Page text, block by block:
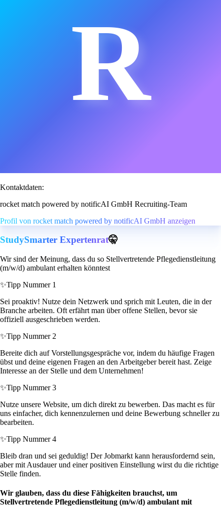
R
Kontaktdaten:
rocket match powered by notificAI GmbH Recruiting-Team
Profil von rocket match powered by notificAI GmbH anzeigen
StudySmarter Expertenrat🤫
Wir sind der Meinung, dass du so Stellvertretende Pflegedienstleitung
(m/w/d) ambulant erhalten könntest
✨Tipp Nummer 1
Sei proaktiv! Nutze dein Netzwerk und sprich mit Leuten, die in der
Branche arbeiten. Oft erfährt man über offene Stellen, bevor sie
offiziell ausgeschrieben werden.
✨Tipp Nummer 2
Bereite dich auf Vorstellungsgespräche vor, indem du häufige Fragen
übst und deine eigenen Fragen an den Arbeitgeber bereit hast. Zeige
Interesse an der Stelle und dem Unternehmen!
✨Tipp Nummer 3
Nutze unsere Website, um dich direkt zu bewerben. Das macht es für
uns einfacher, dich kennenzulernen und deine Bewerbung schneller zu
bearbeiten.
✨Tipp Nummer 4
Bleib dran und sei geduldig! Der Jobmarkt kann herausfordernd sein,
aber mit Ausdauer und einer positiven Einstellung wirst du die richtige
Stelle finden.
Wir glauben, dass du diese Fähigkeiten brauchst, um
Stellvertretende Pflegedienstleitung (m/w/d) ambulant mit